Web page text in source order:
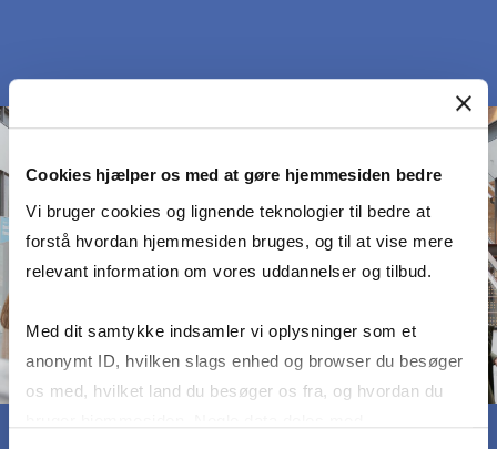
Cookies hjælper os med at gøre hjemmesiden bedre
Vi bruger cookies og lignende teknologier til bedre at
forstå hvordan hjemmesiden bruges, og til at vise mere
relevant information om vores uddannelser og tilbud.
Med dit samtykke indsamler vi oplysninger som et
anonymt ID, hvilken slags enhed og browser du besøger
os med, hvilket land du besøger os fra, og hvordan du